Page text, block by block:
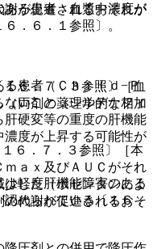
が促進されるおそれが
６．７．３参照〕［血
両剤の薬理学的な相加
６．７．３参照〕［本
ａｘ及びＡＵＣがそれ
した（ボセンタンによ
代謝が促進されるおそ
る患者：血漿中濃度が
．６．１参照〕。
患者（Ｃｈｉｌｄ−Ｐ
いこと（シルデナフィ
硬変等の重度の肝機能
度が上昇する可能性が
軽度肝機能障害のある
められている〔１６．